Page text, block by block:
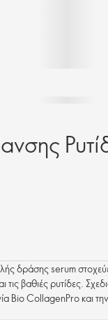
δράσης serum
τις βαθιές ρυτίδες.
Bio CollagenPro και
κολλαγόνου από την